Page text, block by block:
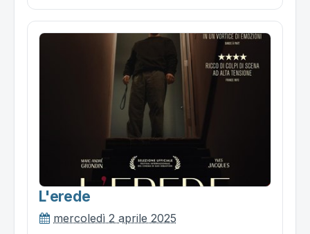
L'erede
mercoledì 2 aprile 2025